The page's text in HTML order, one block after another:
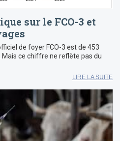
sur le FCO-3 et
de foyer FCO-3 est de 453
ce chiffre ne reflète pas du
LIRE LA SUITE